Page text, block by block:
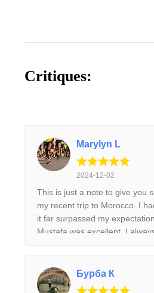
Critiques:
Marylyn L
2024-12-02
This is just a note to give you
my recent trip to Morocco. I
it far surpassed my
Mustafa was excellent. I
Majorelle he managed to fit it
and also I got there before the
Бурба К